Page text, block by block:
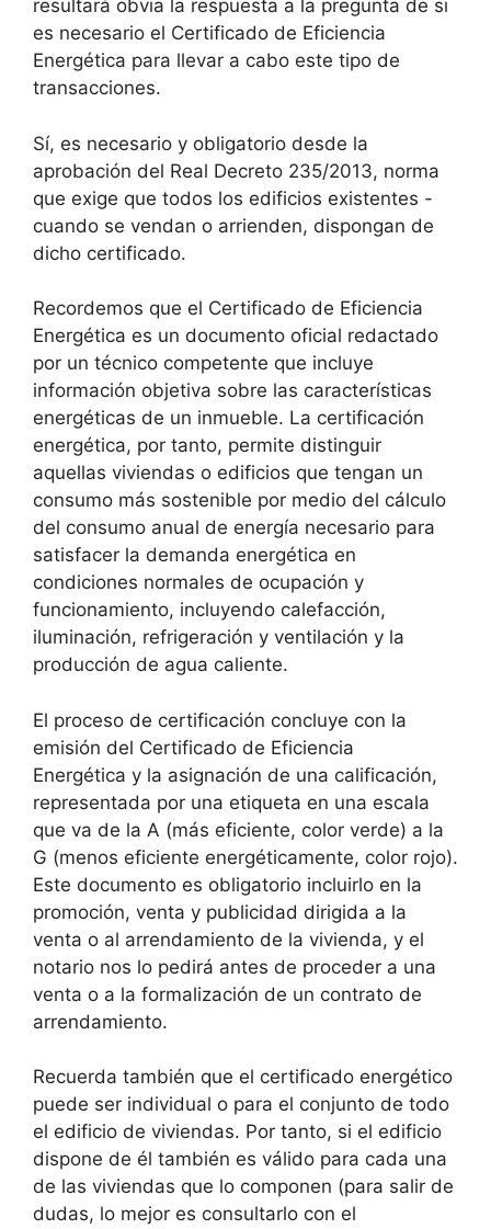
resultará obvia la respuesta a la pregunta de si
es necesario el Certificado de Eficiencia
Energética para llevar a cabo este tipo de
transacciones.
Sí, es necesario y obligatorio desde la
aprobación del Real Decreto 235/2013, norma
que exige que todos los edificios existentes -
cuando se vendan o arrienden, dispongan de
dicho certificado.
Recordemos que el Certificado de Eficiencia
Energética es un documento oficial redactado
por un técnico competente que incluye
información objetiva sobre las características
energéticas de un inmueble. La certificación
energética, por tanto, permite distinguir
aquellas viviendas o edificios que tengan un
consumo más sostenible por medio del cálculo
del consumo anual de energía necesario para
satisfacer la demanda energética en
condiciones normales de ocupación y
funcionamiento, incluyendo calefacción,
iluminación, refrigeración y ventilación y la
producción de agua caliente.
El proceso de certificación concluye con la
emisión del Certificado de Eficiencia
Energética y la asignación de una calificación,
representada por una etiqueta en una escala
que va de la A (más eficiente, color verde) a la
G (menos eficiente energéticamente, color rojo).
Este documento es obligatorio incluirlo en la
promoción, venta y publicidad dirigida a la
venta o al arrendamiento de la vivienda, y el
notario nos lo pedirá antes de proceder a una
venta o a la formalización de un contrato de
arrendamiento.
Recuerda también que el certificado energético
puede ser individual o para el conjunto de todo
el edificio de viviendas. Por tanto, si el edificio
dispone de él también es válido para cada una
de las viviendas que lo componen (para salir de
dudas, lo mejor es consultarlo con el